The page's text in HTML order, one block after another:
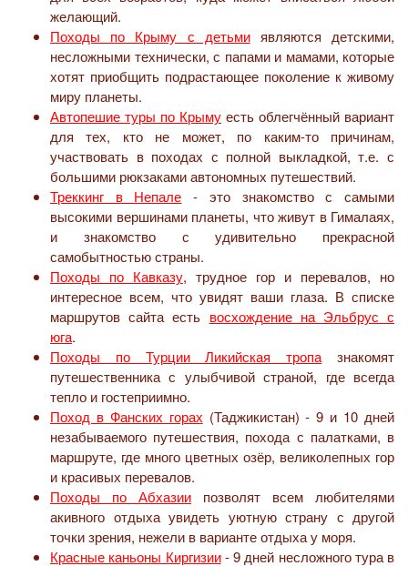
желающий.
Походы по Крыму с детьмиявляются детскими,
несложными технически, с папами и мамами, которые
хотят приобщить подрастающее поколение к живому
миру планеты.
Автопешие туры по Крыму есть облегчённый вариант
для тех, кто не может, по каким-то причинам,
участвовать в походах с полной выкладкой, т.е. с
большими рюкзаками автономных путешествий.
Треккинг в Непале - это знакомство с самыми
высокими вершинами планеты, что живут в Гималаях,
и знакомство с удивительно прекрасной
самобытностью страны.
Походы по Кавказу, трудное гор и перевалов, но
интересное всем, что увидят ваши глаза. В списке
маршрутов сайта есть восхождение на Эльбрус с
юга.
Походы по Турции Ликийская тропа знакомят
путешественника с улыбчивой страной, где всегда
тепло и гостеприимно.
Поход в Фанских горах (Таджикистан) - 9 и 10 дней
незабываемого путешествия, похода с палатками, в
маршруте, где много цветных озёр, великолепных гор
и красивых перевалов.
Походы по Абхазии позволят всем любителями
акивного отдыха увидеть уютную страну с другой
точки зрения, нежели в варианте отдыха у моря.
Красные каньоны Киргизии- 9 дней несложного тура в